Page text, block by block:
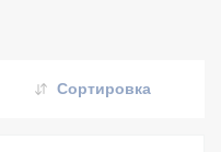
Сортировка